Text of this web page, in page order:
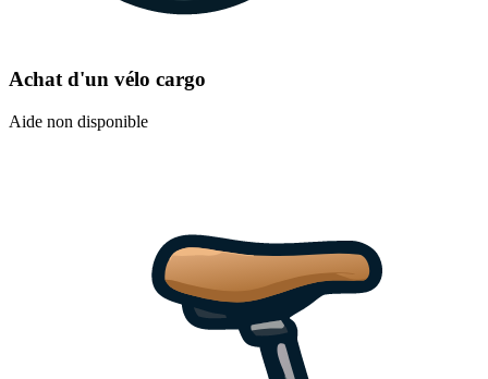
Achat d'un vélo cargo
Aide non disponible